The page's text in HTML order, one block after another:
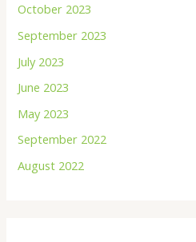
October 2023
September 2023
July 2023
June 2023
May 2023
September 2022
August 2022